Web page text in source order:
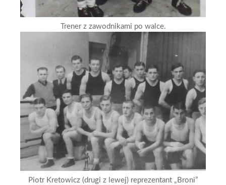
Trener z zawodnikami po walce.
Piotr Kretowicz (drugi z lewej) reprezentant „Broni”